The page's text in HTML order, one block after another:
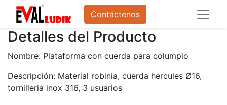
Contáctenos
Detalles del Producto
Nombre: Plataforma con cuerda para columpio
Descripción: Material robinia, cuerda hercules Ø16,
tornilleria inox 316, 3 usuarios